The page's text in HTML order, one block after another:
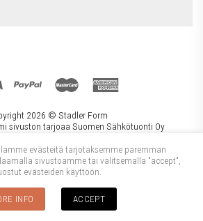
2026 © Stadler Form
sivuston tarjoaa Suomen Sähkötuonti Oy
evästeitä tarjotaksemme paremman
sivustoamme tai valitsemalla "accept",
evästeiden käyttöön.
INFO ACCEPT